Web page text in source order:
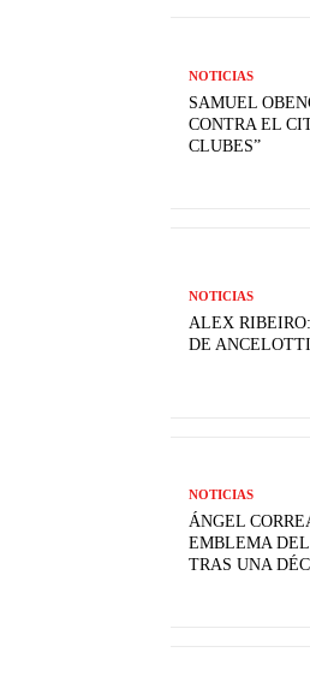
NOTICIAS
SAMUEL
CONTRA EL
CLUBES”
NOTICIAS
ALEX
DE
NOTICIAS
ÁNGEL
EMBLEMA
TRAS UNA